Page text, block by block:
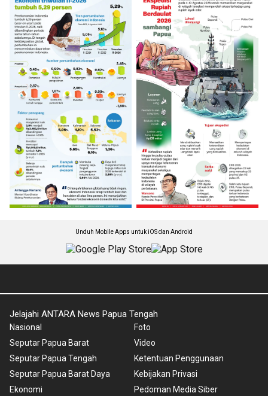
Unduh Mobile Apps untuk iOS dan Android
Jelajahi ANTARA News Papua Tengah
Nasional
Seputar Papua Barat
Seputar Papua Tengah
Seputar Papua Barat Daya
Ekonomi
Foto
Video
Ketentuan Penggunaan
Kebijakan Privasi
Pedoman Media Siber